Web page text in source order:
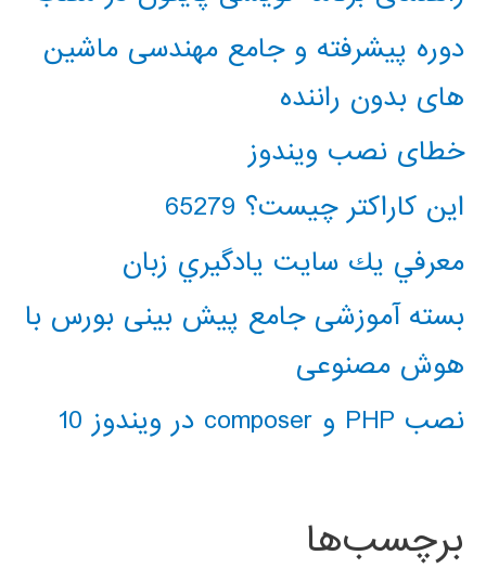
دوره پیشرفته و جامع مهندسی ماشین
های بدون راننده
خطای نصب ویندوز
این کاراکتر چیست؟ 65279
معرفي يك سايت يادگيري زبان
بسته آموزشی جامع پیش بینی بورس با
هوش مصنوعی
نصب PHP و composer در ویندوز 10
برچسب‌ها